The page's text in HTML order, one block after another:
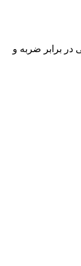
برابر ضربه و